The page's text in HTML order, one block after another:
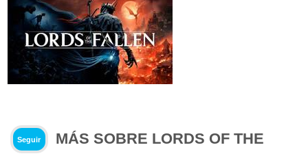
Seguir
MÁS SOBRE LORDS OF THE